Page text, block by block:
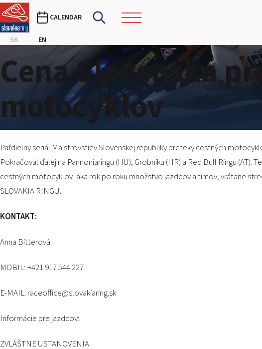
CALENDAR
SK EN
Cena Slovenska
motocyklov
Päťdielny seriál Majstrovstiev Slovenskej republiky preteky cestných
Pokračoval ďalej na Pannoniaringu (HU), Grobniku (HR) a Red Bull Ringu
cestných motocyklov láka rok po roku množstvo jazdcov a tímov, vrátane
SLOVAKIA RINGU.
KONTAKT:
Anna Bitterová
MOBIL: +421 917 544 227
E-MAIL: raceoffice@slovakiaring.sk
Informácie pre jazdcov:
ZVLÁŠTNE USTANOVENIA